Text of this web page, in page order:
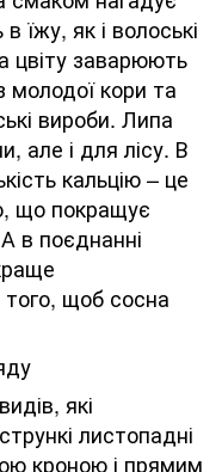
їжу, як і волоські
цвіту заварюють
молодої кори та
вироби. Липа
але і для лісу. В
кальцію – це
що покращує
в поєднанні
того, щоб сосна
які
листопадні
кроною і прямим